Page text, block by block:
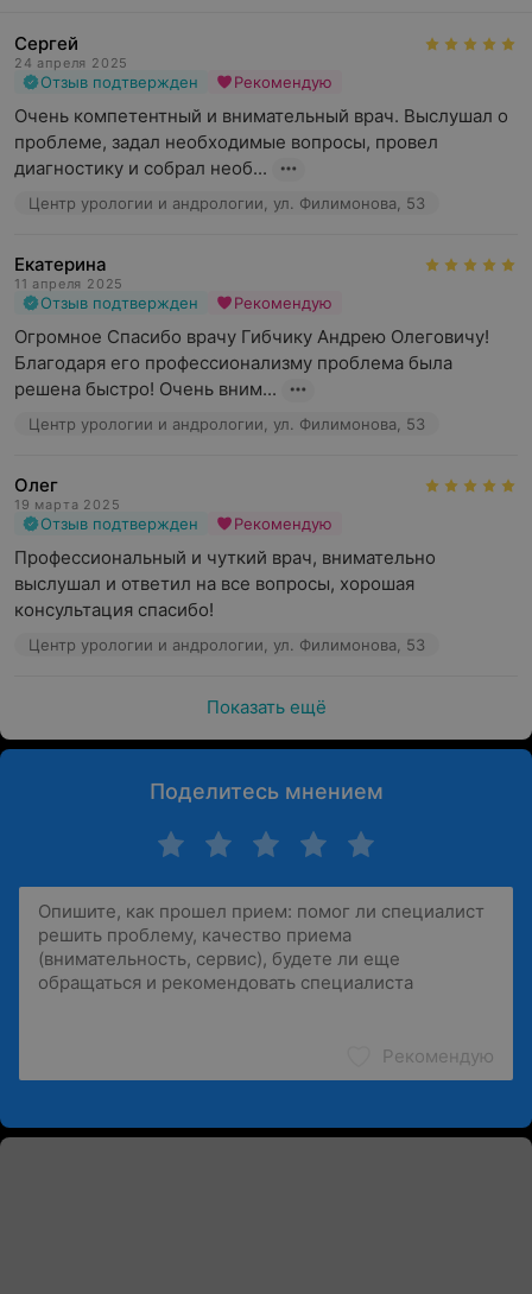
Сергей
24 апреля 2025
Отзыв подтвержден Рекомендую
Очень компетентный и внимательный врач. Выслушал о
проблеме, задал необходимые вопросы, провел
диагностику и собрал необ...
Центр урологии и андрологии, ул. Филимонова, 53
Екатерина
11 апреля 2025
Отзыв подтвержден Рекомендую
Огромное Спасибо врачу Гибчику Андрею Олеговичу!
Благодаря его профессионализму проблема была
решена быстро! Очень вним...
Центр урологии и андрологии, ул. Филимонова, 53
Олег
19 марта 2025
Отзыв подтвержден Рекомендую
Профессиональный и чуткий врач, внимательно
выслушал и ответил на все вопросы, хорошая
консультация спасибо!
Центр урологии и андрологии, ул. Филимонова, 53
Показать ещё
Поделитесь мнением
Рекомендую